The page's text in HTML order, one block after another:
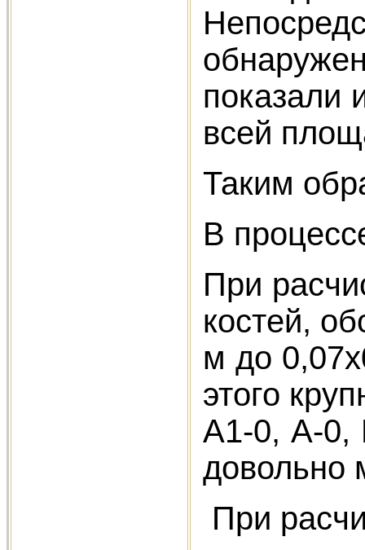
показали
всей
Таким
В
При
костей,
м до
этого
А1-0, А-0,
довольно
При